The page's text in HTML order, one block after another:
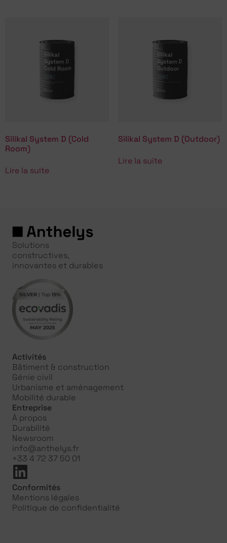
Silikal System D (Cold
Room)
Lire la suite
Silikal System D (Outdoor)
Lire la suite
Solutions
constructives,
innovantes et durables
Activités
Bâtiment & construction
Génie civil
Urbanisme et aménagement
Mobilité durable
Entreprise
À propos
Durabilité
Newsroom
info@anthelys.fr
+33 4 72 37 50 01
Conformités
Mentions légales
Politique de confidentialité